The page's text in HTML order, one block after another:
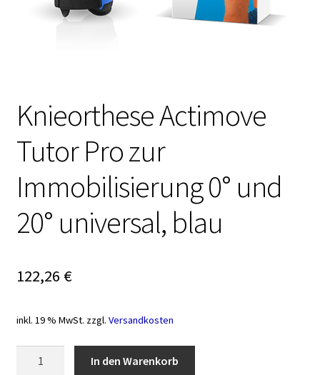
Knieorthese Actimove
Tutor Pro zur
Immobilisierung 0° und
20° universal, blau
122,26 €
inkl. 19 % MwSt. zzgl. Versandkosten
In den Warenkorb